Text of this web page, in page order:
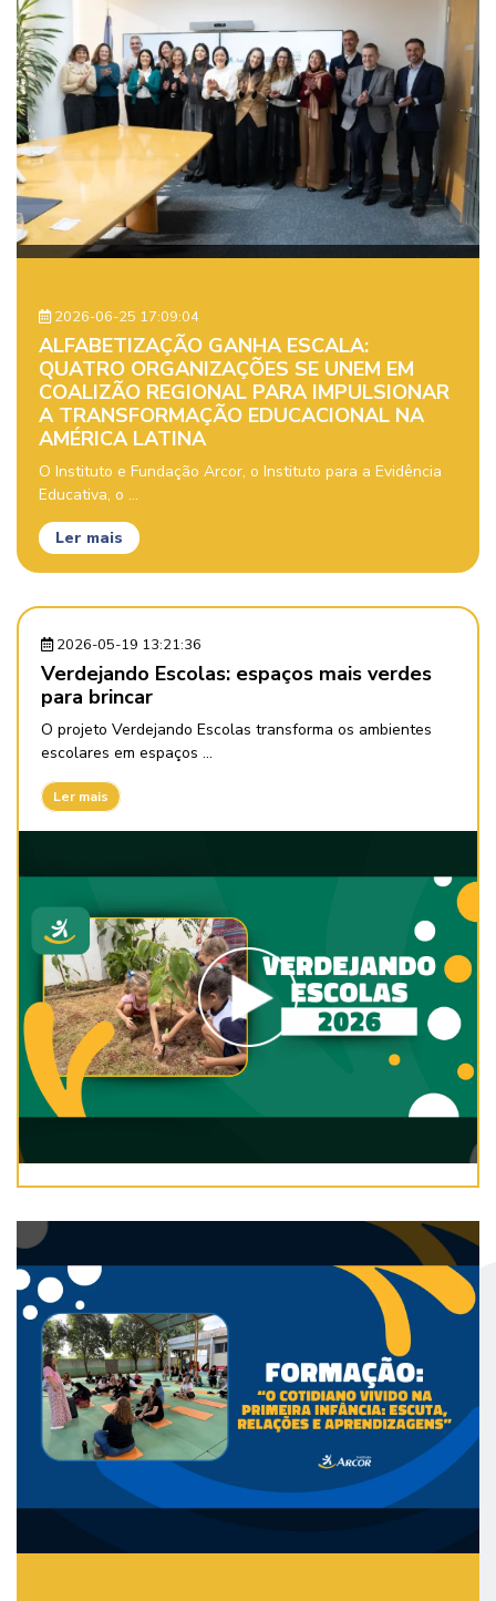
2026-06-25 17:09:04
ALFABETIZAÇÃO GANHA ESCALA:
QUATRO ORGANIZAÇÕES SE UNEM EM
COALIZÃO REGIONAL PARA IMPULSIONAR
A TRANSFORMAÇÃO EDUCACIONAL NA
AMÉRICA LATINA
O Instituto e Fundação Arcor, o Instituto para a Evidência
Educativa, o ...
Ler mais
2026-05-19 13:21:36
Verdejando Escolas: espaços mais verdes
para brincar
O projeto Verdejando Escolas transforma os ambientes
escolares em espaços ...
Ler mais